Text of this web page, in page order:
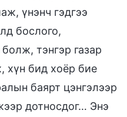
үнэнч гэдгээ
бослого,
тэнгэр газар
хүн бид хоёр бие
баярт цэнгэлээр
дотносдог… Энэ